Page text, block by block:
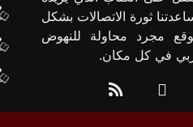
ثورة الاتصالات بشكل
مجرد محاولة للنهوض
في كل مكان.